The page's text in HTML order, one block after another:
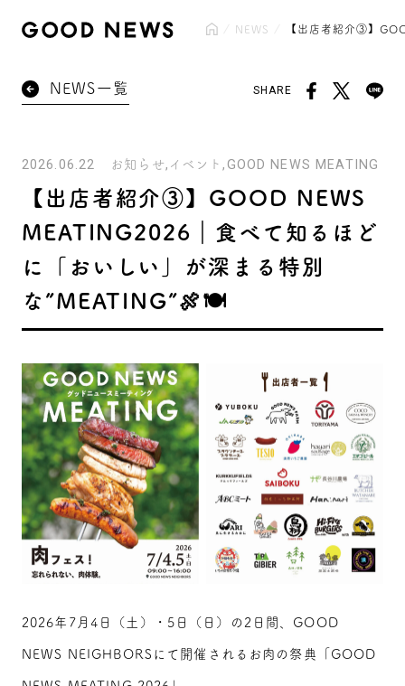
NEWS 【出店者紹介③】
NEWS一覧 SHARE
2026.06.22 お知らせ イベント GOOD NEWS MEATING
【出店者紹介③】GOOD NEWS
MEATING2026｜食べて知るほど
に「おいしい」が深まる特別
な”MEATING”🍖🍽️
2026年7月4日（土）・5日（日）の2日間、GOOD
NEWS NEIGHBORSにて開催されるお肉の祭典「GOOD